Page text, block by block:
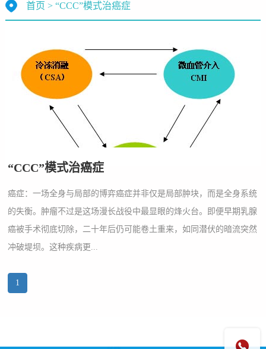
首页 > “CCC”模式治癌症
“CCC”模式治癌症
癌症：一场全身与局部的博弈癌症并非仅是局部肿块，而是全身系统
的失衡。肿瘤不过是这场漫长战役中最显眼的烽火台。即便早期乳腺
癌被手术彻底切除，二十年后仍可能卷土重来，如同潜伏的暗流突然
冲破堤坝。这种疾病更...
1
